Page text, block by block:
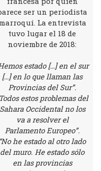
ser un periodista
La entrevista
tuvo lugar el 18 de
noviembre de 2018:
estado […] en el sur
[…] en lo que llaman las
Provincias del Sur”.
estos problemas del
Sahara Occidental no los
va a resolver el
Parlamento Europeo”.
“No he estado al otro lado
del muro. He estado sólo
en las provincias